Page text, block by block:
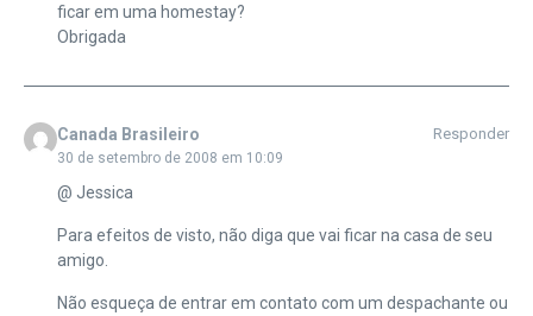
ficar em uma homestay?
Obrigada
Canada Brasileiro
30 de setembro de 2008 em 10:09
Responder
@ Jessica
Para efeitos de visto, não diga que vai ficar na casa de seu
amigo.
Não esqueça de entrar em contato com um despachante ou